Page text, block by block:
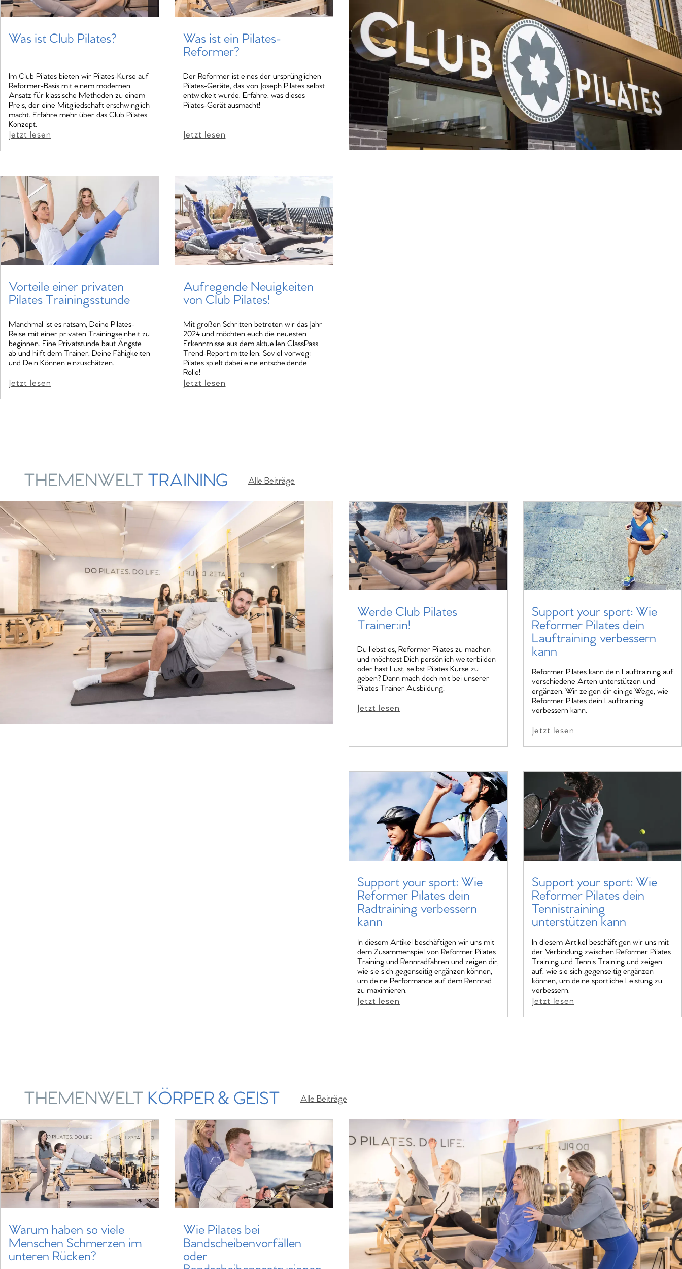
Was ist Club Pilates?
Im Club Pilates bieten wir Pilates-Kurse auf
Reformer-Basis mit einem modernen
Ansatz für klassische Methoden zu einem
Preis, der eine Mitgliedschaft erschwinglich
macht. Erfahre mehr über das Club Pilates
Konzept.
Jetzt lesen
Was ist ein Pilates-
Reformer?
Der Reformer ist eines der ursprünglichen
Pilates-Geräte, das von Joseph Pilates selbst
entwickelt wurde. Erfahre, was dieses
Pilates-Gerät ausmacht!
Jetzt lesen
Vorteile einer privaten
Pilates Trainingsstunde
Manchmal ist es ratsam, Deine Pilates-
Reise mit einer privaten Trainingseinheit zu
beginnen. Eine Privatstunde baut Ängste
ab und hilft dem Trainer, Deine Fähigkeiten
und Dein Können einzuschätzen.
Jetzt lesen
Aufregende Neuigkeiten
von Club Pilates!
Mit großen Schritten betreten wir das Jahr
2024 und möchten euch die neuesten
Erkenntnisse aus dem aktuellen ClassPass
Trend-Report mitteilen. Soviel vorweg:
Pilates spielt dabei eine entscheidende
Rolle!
Jetzt lesen
THEMENWELT TRAINING Alle Beiträge
Werde Club Pilates
Trainer:in!
Du liebst es, Reformer Pilates zu machen
und möchtest Dich persönlich weiterbilden
oder hast Lust, selbst Pilates Kurse zu
geben? Dann mach doch mit bei unserer
Pilates Trainer Ausbildung!
Jetzt lesen
Support your sport: Wie
Reformer Pilates dein
Lauftraining verbessern
kann
Reformer Pilates kann dein Lauftraining auf
verschiedene Arten unterstützen und
ergänzen. Wir zeigen dir einige Wege, wie
Reformer Pilates dein Lauftraining
verbessern kann.
Jetzt lesen
Support your sport: Wie
Reformer Pilates dein
Radtraining verbessern
kann
In diesem Artikel beschäftigen wir uns mit
dem Zusammenspiel von Reformer Pilates
Training und Rennradfahren und zeigen dir,
wie sie sich gegenseitig ergänzen können,
um deine Performance auf dem Rennrad
zu maximieren.
Jetzt lesen
Support your sport: Wie
Reformer Pilates dein
Tennistraining
unterstützen kann
In diesem Artikel beschäftigen wir uns mit
der Verbindung zwischen Reformer Pilates
Training und Tennis Training und zeigen
auf, wie sie sich gegenseitig ergänzen
können, um deine sportliche Leistung zu
verbessern.
Jetzt lesen
THEMENWELT KÖRPER & GEIST Alle Beiträge
Warum haben so viele
Menschen Schmerzen im
unteren Rücken?
Wie Pilates bei
Bandscheibenvorfällen
oder